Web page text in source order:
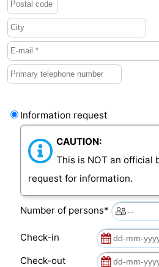
bos
Vlissingen
-
Middelburg
Zeeuws-
Vlaanderen
-
Sluis
-
Cadzand
Het
Contact
Information request
CAUTION:
This is NOT an official
request for information.
Number of persons*
Check-in
Check-out